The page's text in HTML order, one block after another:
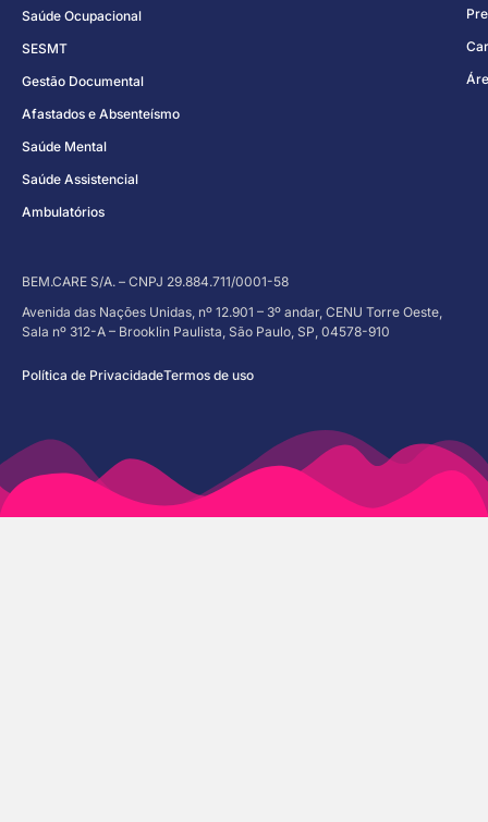
Saúde Ocupacional
SESMT
Gestão Documental
Afastados e Absenteísmo
Saúde Mental
Saúde Assistencial
Ambulatórios
BEM.CARE S/A. – CNPJ 29.884.711/0001-58
Avenida das Nações Unidas, nº 12.901 – 3º andar, CENU Torre Oeste,
Sala nº 312-A – Brooklin Paulista, São Paulo, SP, 04578-910
Política de PrivacidadeTermos de uso